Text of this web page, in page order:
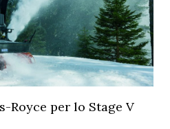
Royce per lo Stage V